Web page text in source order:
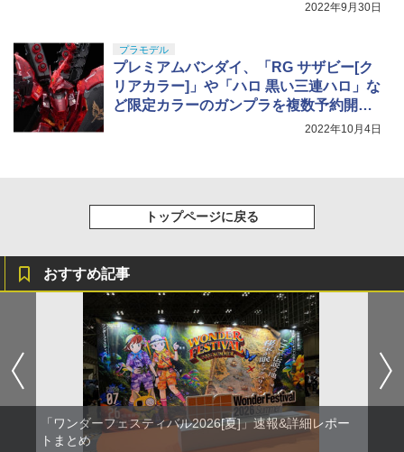
2022年9月30日
プラモデル
プレミアムバンダイ、「RG サザビー[ク
リアカラー]」や「ハロ 黒い三連ハロ」な
ど限定カラーのガンプラを複数予約開
2022年10月4日
トップページに戻る
おすすめ記事
「ワンダーフェスティバル2026[夏]」速報&詳細レポー
トまとめ